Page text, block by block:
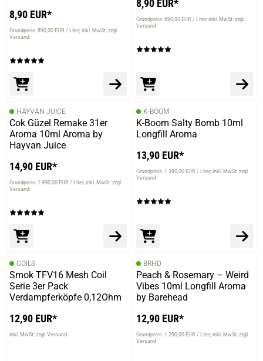
8,90 EUR*
Grundpreis: 890,00 EUR / Liter inkl. MwSt. zzgl.
Versand
8,90 EUR*
Grundpreis: 890,00 EUR / Liter inkl. MwSt. zzgl.
Versand
HAYVAN JUICE
Cok Güzel Remake 31er
Aroma 10ml Aroma by
Hayvan Juice
14,90 EUR*
Grundpreis: 1.490,00 EUR / Liter inkl. MwSt. zzgl.
Versand
K-BOOM
K-Boom Salty Bomb 10ml
Longfill Aroma
13,90 EUR*
Grundpreis: 1.390,00 EUR / Liter inkl. MwSt. zzgl.
Versand
COILS
Smok TFV16 Mesh Coil
Serie 3er Pack
Verdampferköpfe 0,12Ohm
12,90 EUR*
inkl. MwSt. zzgl. Versand
BRHD
Peach & Rosemary – Weird
Vibes 10ml Longfill Aroma
by Barehead
12,90 EUR*
Grundpreis: 1.290,00 EUR / Liter inkl. MwSt. zzgl.
Versand